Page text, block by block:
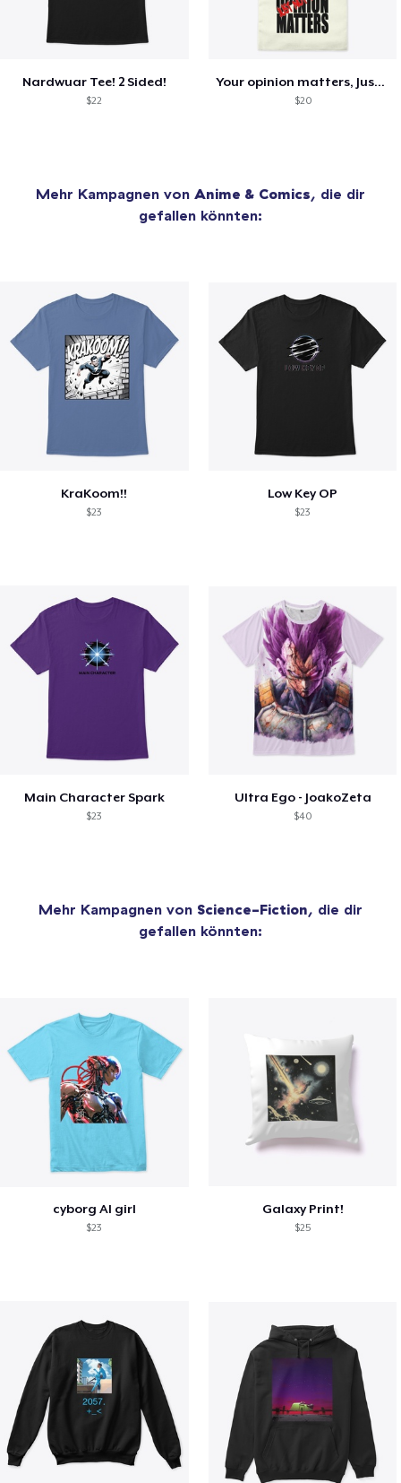
Nardwuar Tee! 2 Sided!
$22
Your opinion matters, Just not to me!
$20
Mehr Kampagnen von Anime & Comics, die dir
gefallen könnten:
KraKoom!!
$23
Low Key OP
$23
Main Character Spark
$23
Ultra Ego - JoakoZeta
$40
Mehr Kampagnen von Science-Fiction, die dir
gefallen könnten:
cyborg AI girl
$23
Galaxy Print!
$25